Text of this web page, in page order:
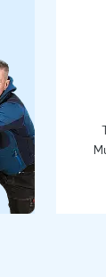
team esperto si
stesso il tuo
la certezza